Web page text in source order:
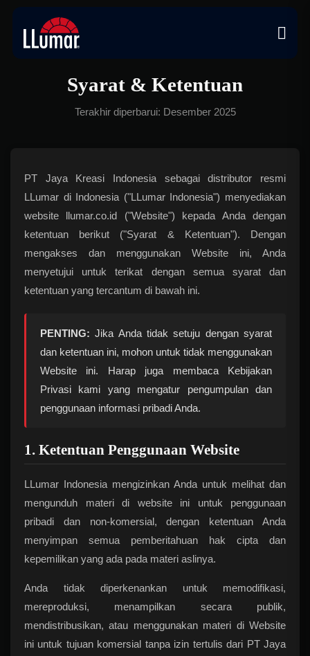
Syarat & Ketentuan
Terakhir diperbarui: Desember 2025
PT Jaya Kreasi Indonesia sebagai distributor resmi
LLumar di Indonesia ("LLumar Indonesia") menyediakan
website llumar.co.id ("Website") kepada Anda dengan
ketentuan berikut ("Syarat & Ketentuan"). Dengan
mengakses dan menggunakan Website ini, Anda
menyetujui untuk terikat dengan semua syarat dan
ketentuan yang tercantum di bawah ini.
PENTING: Jika Anda tidak setuju dengan syarat
dan ketentuan ini, mohon untuk tidak menggunakan
Website ini. Harap juga membaca Kebijakan
Privasi kami yang mengatur pengumpulan dan
penggunaan informasi pribadi Anda.
1. Ketentuan Penggunaan Website
LLumar Indonesia mengizinkan Anda untuk melihat dan
mengunduh materi di website ini untuk penggunaan
pribadi dan non-komersial, dengan ketentuan Anda
menyimpan semua pemberitahuan hak cipta dan
kepemilikan yang ada pada materi aslinya.
Anda tidak diperkenankan untuk memodifikasi,
mereproduksi, menampilkan secara publik,
mendistribusikan, atau menggunakan materi di Website
ini untuk tujuan komersial tanpa izin tertulis dari PT Jaya